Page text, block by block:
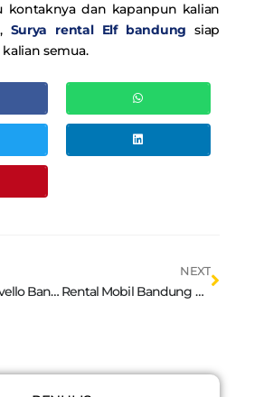
kontaknya dan kapanpun kalian
Surya rental Elf bandung siap
semua.
Sewa Mobil Travello Bandung : Armada Nyaman, Irit, dan Cocok untuk Liburan Keluarga
NEXT
Rental Mobil Bandung Kota – Jelajahi Kekayaan Budaya Bandung
Next